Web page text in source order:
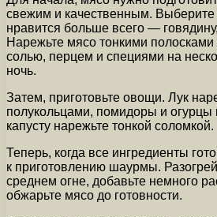
свежим и качественным. Выберите
нравится больше всего —
Нарежьте мясо тонкими полосками
солью, перцем и специями на
ночь.
Затем, приготовьте овощи. Лук
полукольцами, помидоры и огурцы
капусту нарежьте тонкой соломкой.
Теперь, когда все ингредиенты
к приготовлению шаурмы.
среднем огне, добавьте немного
обжарьте мясо до готовности.